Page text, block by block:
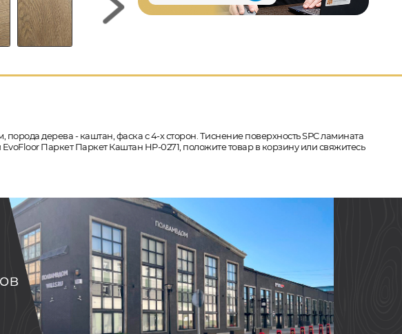
дерева - каштан, фаска с 4-х сторон. Тиснение поверхность SPC ламината
Паркет Паркет Каштан HP-0271, положите товар в корзину или свяжитесь